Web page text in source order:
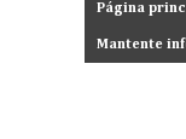
Página
Mantente